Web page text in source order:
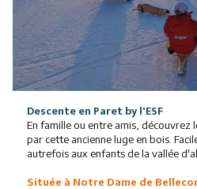
Descente en Paretby l'ESF
En famille ou entre amis, découvrez
par cette ancienne luge en bois.
autrefois aux enfants de la vallée
Située à Notre Dame de